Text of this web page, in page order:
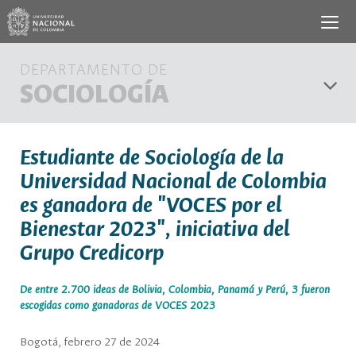
DEPARTAMENTO DE
SOCIOLOGÍA
Estudiante de Sociología de la
Universidad Nacional de Colombia
es ganadora de "VOCES por el
Bienestar 2023", iniciativa del
Grupo Credicorp
De entre 2.700 ideas de Bolivia, Colombia, Panamá y Perú, 3 fueron
escogidas como ganadoras de VOCES 2023
Bogotá, febrero 27 de 2024